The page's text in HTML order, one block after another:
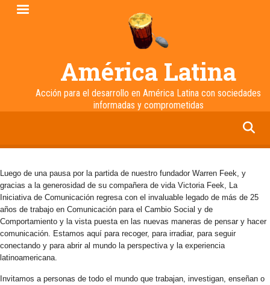
Pasar
América Latina
Acción para el desarrollo en América Latina con sociedades
informadas y comprometidas
Luego de una pausa por la partida de nuestro fundador Warren Feek, y
gracias a la generosidad de su compañera de vida Victoria Feek, La
Iniciativa de Comunicación regresa con el invaluable legado de más de 25
años de trabajo en Comunicación para el Cambio Social y de
Comportamiento y la vista puesta en las nuevas maneras de pensar y hacer
comunicación. Estamos aquí para recoger, para irradiar, para seguir
conectando y para abrir al mundo la perspectiva y la experiencia
latinoamericana.
Invitamos a personas de todo el mundo que trabajan, investigan, enseñan o